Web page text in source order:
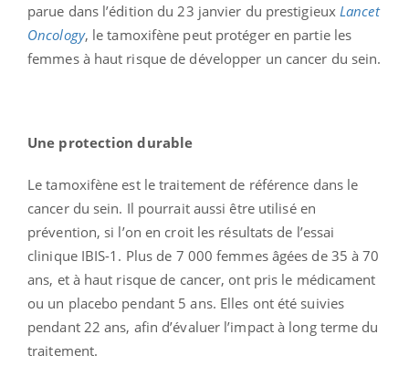
parue dans l’édition du 23 janvier du prestigieux Lancet
Oncology, le tamoxifène peut protéger en partie les
femmes à haut risque de développer un cancer du sein.
Une protection durable
Le tamoxifène est le traitement de référence dans le
cancer du sein. Il pourrait aussi être utilisé en
prévention, si l’on en croit les résultats de l’essai
clinique IBIS-1. Plus de 7 000 femmes âgées de 35 à 70
ans, et à haut risque de cancer, ont pris le médicament
ou un placebo pendant 5 ans. Elles ont été suivies
pendant 22 ans, afin d’évaluer l’impact à long terme du
traitement.